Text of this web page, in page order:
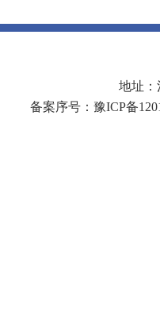
地址：
备案序号：豫ICP备